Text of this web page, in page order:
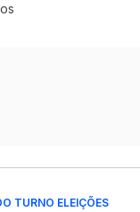
TURNO ELEIÇÕES